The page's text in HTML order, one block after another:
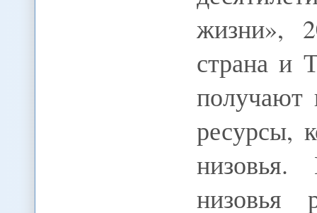
жизни»,
страна и
получают
ресурсы,
низовья